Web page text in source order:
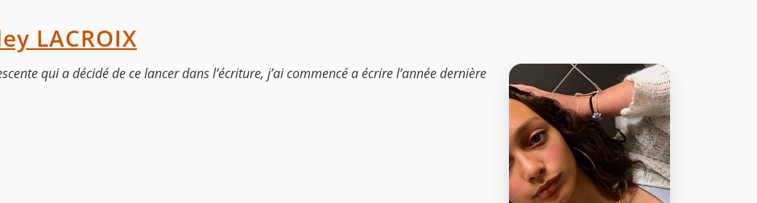
LACROIX
qui a décidé de ce lancer dans l’écriture, j’ai commencé a écrire l’année dernière